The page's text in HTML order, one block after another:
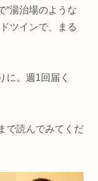
“湯治場のような
ツインで、まる
に。週1回届く
で読んでみてくだ